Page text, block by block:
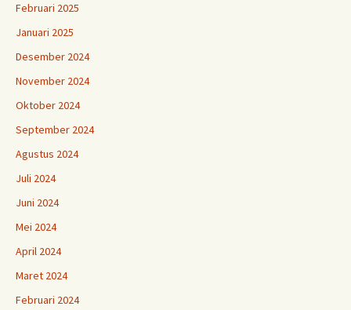
Februari 2025
Januari 2025
Desember 2024
November 2024
Oktober 2024
September 2024
Agustus 2024
Juli 2024
Juni 2024
Mei 2024
April 2024
Maret 2024
Februari 2024